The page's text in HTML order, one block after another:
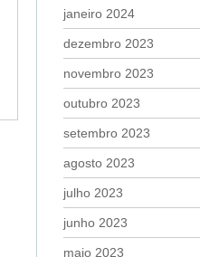
janeiro 2024
dezembro 2023
novembro 2023
outubro 2023
setembro 2023
agosto 2023
julho 2023
junho 2023
maio 2023